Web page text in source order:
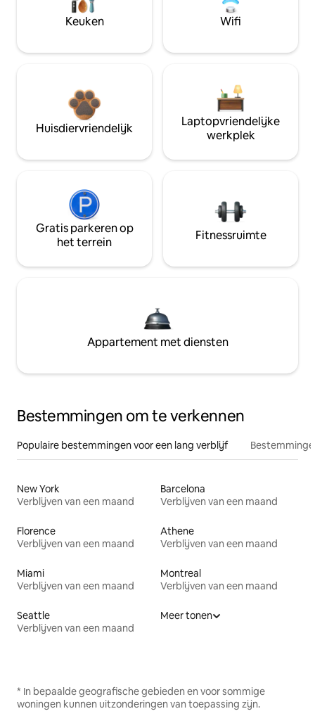
Keuken Wifi
Huisdiervriendelijk
Laptopvriendelijke
werkplek
Gratis parkeren op
het terrein
Fitnessruimte
Appartement met diensten
Bestemmingen om te verkennen
Populaire bestemmingen voor een lang verblijf
New York
Verblijven van een maand
Barcelona
Verblijven van een maand
Florence
Verblijven van een maand
Athene
Verblijven van een maand
Miami
Verblijven van een maand
Montreal
Verblijven van een maand
Seattle
Verblijven van een maand
Meer tonen
* In bepaalde geografische gebieden en voor sommige
woningen kunnen uitzonderingen van toepassing zijn.